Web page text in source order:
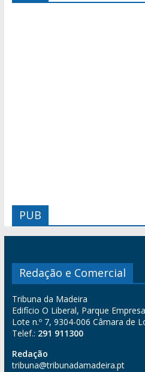
PUB
Redação e Comercial
Tribuna da Madeira
Edifício O Liberal, Parque
Lote n.º 7, 9304-006 Câmara de
Telef.: 291 911300
Redação
tribuna@tribunadamadeira.pt